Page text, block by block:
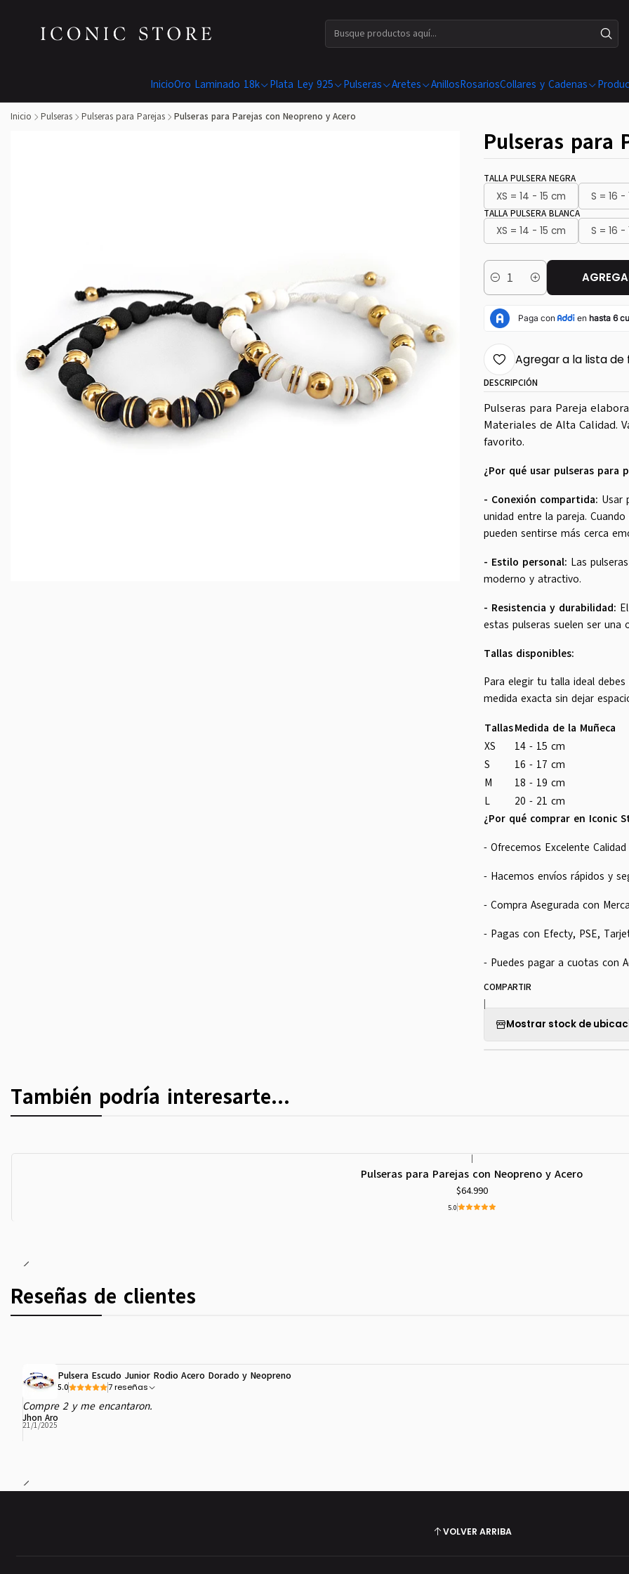
InicioOro Laminado 18k Plata Ley 925 Pulseras Aretes AnillosRosariosCollares y Cadenas
Inicio Pulseras Pulseras para Parejas Pulseras para Parejas con Neopreno y Acero
Pulseras para
TALLA PULSERA NEGRA
XS = 14 - 15 cm S = 16 -
TALLA PULSERA BLANCA
XS = 14 - 15 cm S = 16 -
Cantidad
Agregar a la lista de
DESCRIPCIÓN
Pulseras para Pareja
Materiales de Alta Calidad.
favorito.
¿Por qué usar pulseras para
- Conexión compartida: Usar
unidad entre la pareja.
pueden sentirse más cerca
- Estilo personal: Las
moderno y atractivo.
- Resistencia y durabilidad:
estas pulseras suelen ser una
Tallas disponibles:
Para elegir tu talla ideal
medida exacta sin dejar
TallasMedida de la Muñeca
XS
14 - 15 cm
S
16 - 17 cm
M
18 - 19 cm
L
20 - 21 cm
¿Por qué comprar en Iconic
- Ofrecemos Excelente
- Hacemos envíos rápidos y
- Compra Asegurada con
- Pagas con Efecty, PSE,
- Puedes pagar a cuotas con
COMPARTIR
|
Mostrar stock de
También podría interesarte...
|
Pulseras para Parejas con Neopreno y Acero
$64.990
5.0
Reseñas de clientes
Pulsera Escudo Junior Rodio Acero Dorado y Neopreno
5.0 7 reseñas
Compre 2 y me encantaron.
Jhon Aro
21/1/2025
VOLVER ARRIBA